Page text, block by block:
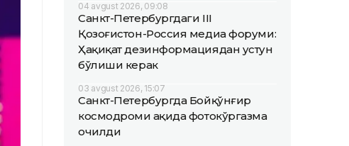
04 avgust 2026, 09:08
Санкт-Петербургдаги III
Қозоғистон-Россия медиа форуми:
Ҳақиқат дезинформациядан устун
бўлиши керак
03 avgust 2026, 15:07
Санкт-Петербургда Бойқўнғир
космодроми ҳақида фотокўргазма
очилди